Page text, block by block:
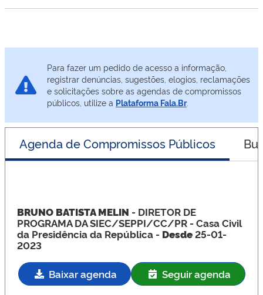
Para fazer um pedido de acesso a informação,
registrar denúncias, sugestões, elogios, reclamações
e solicitações sobre as agendas de compromissos
públicos, utilize a Plataforma Fala.Br.
Agenda de Compromissos Públicos
BRUNO BATISTA MELIN - DIRETOR DE
PROGRAMA DA SIEC/SEPPI/CC/PR - Casa Civil
da Presidência da República - Desde25-01-
2023
Baixar agenda Seguir agenda